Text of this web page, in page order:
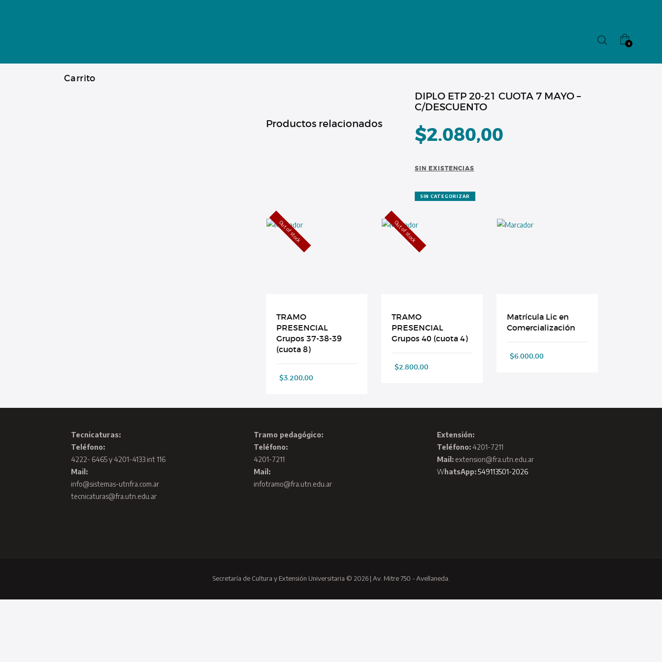
0
CULTURA
DIPLO ETP 20-21 CUOTA 7 MAYO –
C/DESCUENTO
$2.080,00
SIN EXISTENCIAS
SIN CATEGORIZAR
Productos relacionados
Out of stock
TRAMO
PRESENCIAL
Grupos 37-38-39
(cuota 8)
$3.200,00
Out of stock
TRAMO
PRESENCIAL
Grupos 40 (cuota 4)
$2.800,00
Matrícula Lic en
Comercialización
$6.000,00
Carrito
Tecnicaturas:
Teléfono:
4222- 6465 y 4201-4133 int 116
Mail:
info@sistemas-utnfra.com.ar
tecnicaturas@fra.utn.edu.ar
Tramo pedagógico:
Teléfono:
4201-7211
Mail:
infotramo@fra.utn.edu.ar
Extensión:
Teléfono:4201-7211
Mail:extension@fra.utn.edu.ar
WhatsApp:549113501-2026
Secretaría de Cultura y Extensión Universitaria © 2026 | Av. Mitre 750 - Avellaneda.